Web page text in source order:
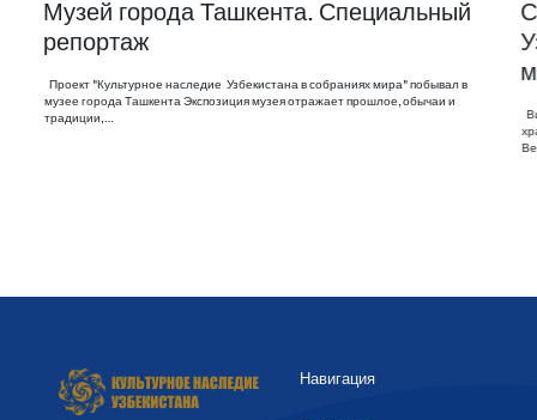
Музей города Ташкента. Специальный
репортаж
Проект "Культурное наследие Узбекистана в собраниях мира" побывал в
музее города Ташкента Экспозиция музея отражает прошлое, обычаи и
традиции,…
Навигация